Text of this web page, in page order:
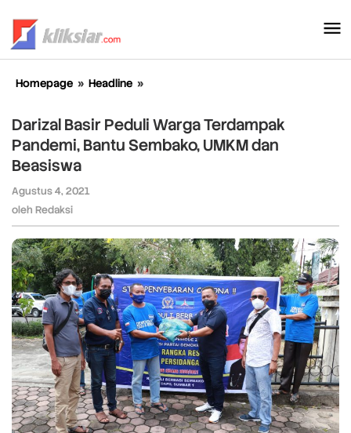
konten
Homepage » Headline »
Peduli
Warga
Terdampak
dan
Beasiswa
Darizal Basir Peduli Warga Terdampak
Pandemi, Bantu Sembako, UMKM dan
Beasiswa
Agustus 4, 2021
oleh Redaksi